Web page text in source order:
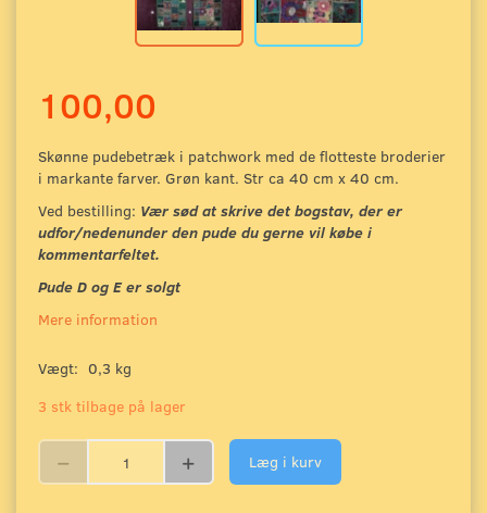
100,00
Skønne pudebetræk i patchwork med de flotteste broderier
i markante farver. Grøn kant. Str ca 40 cm x 40 cm.
Ved bestilling: Vær sød at skrive det bogstav, der er
udfor/nedenunder den pude du gerne vil købe i
kommentarfeltet.
Pude D og E er solgt
Mere information
Vægt: 0,3 kg
3 stk tilbage på lager
Læg i kurv